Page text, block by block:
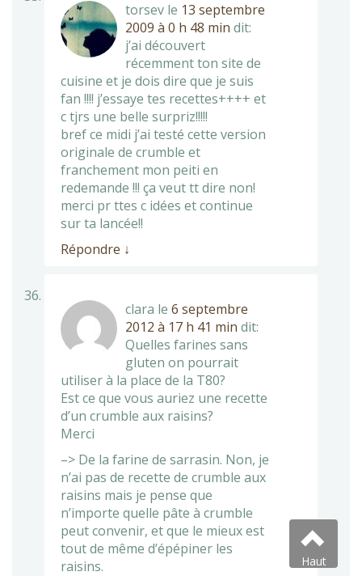
torsev le 13 septembre
2009 à 0 h 48 min dit:
j’ai découvert
récemment ton site de
cuisine et je dois dire que je suis
fan !!!! j’essaye tes recettes++++ et
c tjrs une belle surpriz!!!!!
bref ce midi j’ai testé cette version
originale de crumble et
franchement mon peiti en
redemande !!! ça veut tt dire non!
merci pr ttes c idées et continue
sur ta lancée!!
Répondre ↓
clara le 6 septembre
2012 à 17 h 41 min dit:
Quelles farines sans
gluten on pourrait
utiliser à la place de la T80?
Est ce que vous auriez une recette
d’un crumble aux raisins?
Merci
–> De la farine de sarrasin. Non, je
n’ai pas de recette de crumble aux
raisins mais je pense que
n’importe quelle pâte à crumble
peut convenir, et que le mieux est
tout de même d’épépiner les
raisins.
Haut